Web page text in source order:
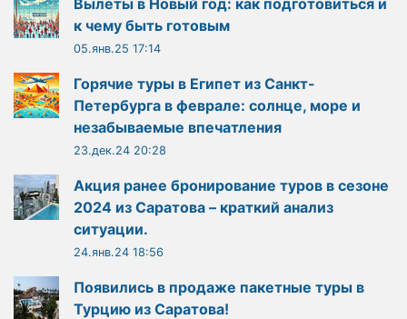
к чему быть готовым
05.янв.25 17:14
Горячие туры в Египет из Санкт-
Петербурга в феврале: солнце, море и
незабываемые впечатления
23.дек.24 20:28
Акция ранее бронирование туров в сезоне
2024 из Саратова – краткий анализ
ситуации.
24.янв.24 18:56
Появились в продаже пакетные туры в
Турцию из Саратова!